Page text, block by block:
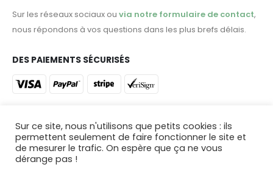
Sur les réseaux sociaux ou via notre formulaire de contact,
nous répondons à vos questions dans les plus brefs délais.
DES PAIEMENTS SÉCURISÉS
Profitez d'une livraison en 48 heures ou venez retirer votre
commande dansnotre magasin du Castellet !
Sur ce site, nous n'utilisons que petits cookies : ils
permettent seulement de faire fonctionner le site et
de mesurer le trafic. On espère que ça ne vous
dérange pas !